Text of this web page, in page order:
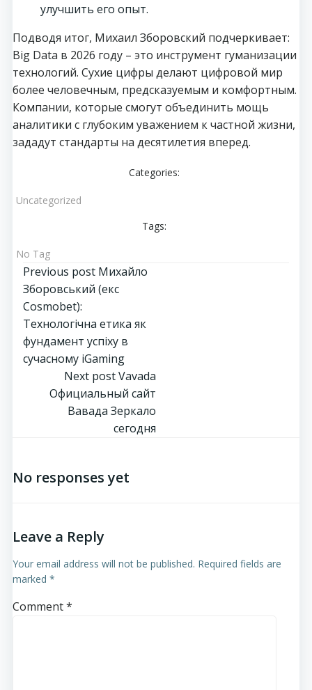
улучшить его опыт.
Подводя итог, Михаил Зборовский подчеркивает:
Big Data в 2026 году – это инструмент гуманизации
технологий. Сухие цифры делают цифровой мир
более человечным, предсказуемым и комфортным.
Компании, которые смогут объединить мощь
аналитики с глубоким уважением к частной жизни,
зададут стандарты на десятилетия вперед.
Categories:
Uncategorized
Tags:
No Tag
Post
navigation
Previous post Михайло
Зборовський (екс
Cosmobet):
Технологічна етика як
фундамент успіху в
сучасному iGaming
Post
navigation
Next postVavada
Официальный сайт
Вавада Зеркало
сегодня
No responses yet
Leave a Reply
Your email address will not be published. Required fields are
marked *
Comment*